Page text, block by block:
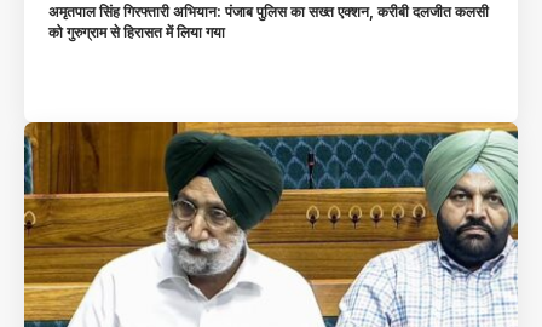
अमृतपाल सिंह गिरफ्तारी अभियान: पंजाब पुलिस का सख्त एक्शन, करीबी दलजीत कलसी
को गुरुग्राम से हिरासत में लिया गया